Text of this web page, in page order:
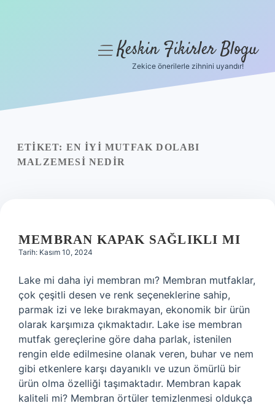
Yasal Uyarı
menüyüKeskin Fikirler Blogu
Zekice önerilerle zihnini uyandır!
ETIKET: EN IYI MUTFAK DOLABI
MALZEMESI NEDIR
MEMBRAN KAPAK SAĞLIKLI MI
Tarih: Kasım 10, 2024
Lake mi daha iyi membran mı? Membran mutfaklar,
çok çeşitli desen ve renk seçeneklerine sahip,
parmak izi ve leke bırakmayan, ekonomik bir ürün
olarak karşımıza çıkmaktadır. Lake ise membran
mutfak gereçlerine göre daha parlak, istenilen
rengin elde edilmesine olanak veren, buhar ve nem
gibi etkenlere karşı dayanıklı ve uzun ömürlü bir
ürün olma özelliği taşımaktadır. Membran kapak
kaliteli mi? Membran örtüler temizlenmesi oldukça